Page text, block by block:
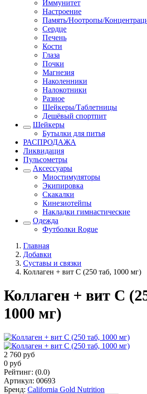
Иммунитет
Настроение
Память/Ноотропы/
Сердце
Печень
Кости
Глаза
Почки
Магнезия
Наколенники
Налокотники
Разное
Шейкеры/Таблетницы
Дешёвый спортпит
Шейкеры
Бутылки для питья
РАСПРОДАЖА
Ликвидация
Пульсометры
Аксессуары
Миостимуляторы
Экипировка
Скакалки
Кинезиотейпы
Накладки гимнастические
Одежда
Футболки Rogue
Главная
Добавки
Суставы и связки
Коллаген + вит С (250 таб, 1000 мг)
Коллаген + вит С
1000 мг)
2 760 руб
0 руб
Рейтинг: (0.0)
Артикул: 00693
Бренд: California Gold Nutrition